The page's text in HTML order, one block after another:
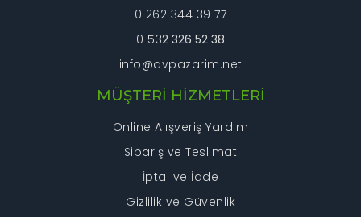
0 262 344 39 77
0 532 326 52 38
info@avpazarim.net
MÜŞTERİ HİZMETLERİ
Online Alışveriş Yardım
Sipariş ve Teslimat
İptal ve İade
Gizlilik ve Güvenlik